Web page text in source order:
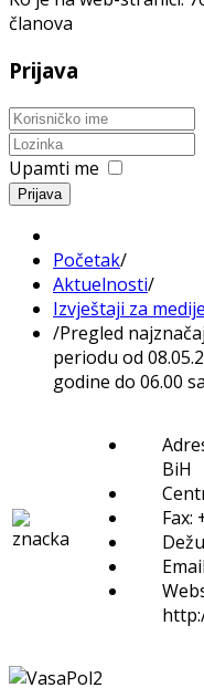
članova
Prijava
Upamti me
Prijava
Početak/
Aktuelnosti/
Izvještaji za medije
/Pregled
periodu od
godine do 06.00
BiH
Fax: